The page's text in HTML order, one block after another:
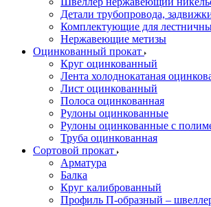
Детали трубопровода,
Комплектующие для
Нержавеющие метизы
Оцинкованный прокат
Круг оцинкованный
Лента холоднокатаная
Лист оцинкованный
Полоса оцинкованная
Рулоны оцинкованные
Рулоны оцинкованные с
Труба оцинкованная
Сортовой прокат
Арматура
Балка
Круг калиброванный
Профиль П-образный –